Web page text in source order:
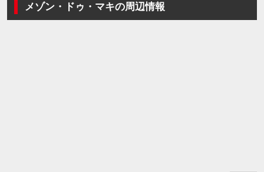
メゾン・ドゥ・マキの周辺情報